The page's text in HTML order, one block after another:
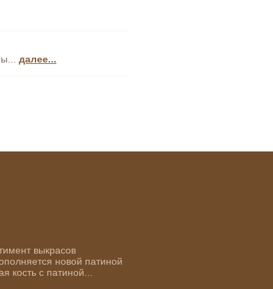
далее...
выкрасов
новой патиной
кость с патиной...